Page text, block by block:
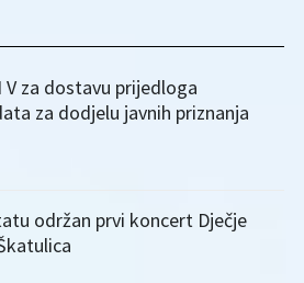
V za dostavu prijedloga
za dodjelu javnih priznanja
održan prvi koncert Dječje